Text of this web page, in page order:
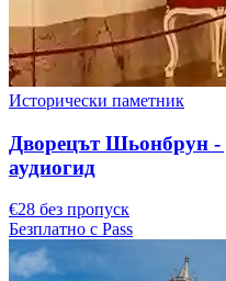
Исторически паметник
Дворецът Шьонбрун
аудиогид
€28 без пропуск
Безплатно с Pass